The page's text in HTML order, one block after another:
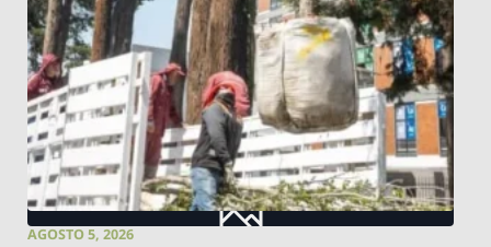
AGOSTO 5, 2026